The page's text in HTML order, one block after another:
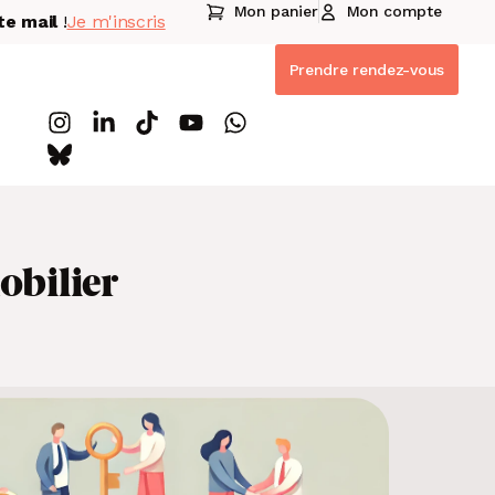
mail!Je m'inscris Mon panier Mon compte
Prendre rendez-vous